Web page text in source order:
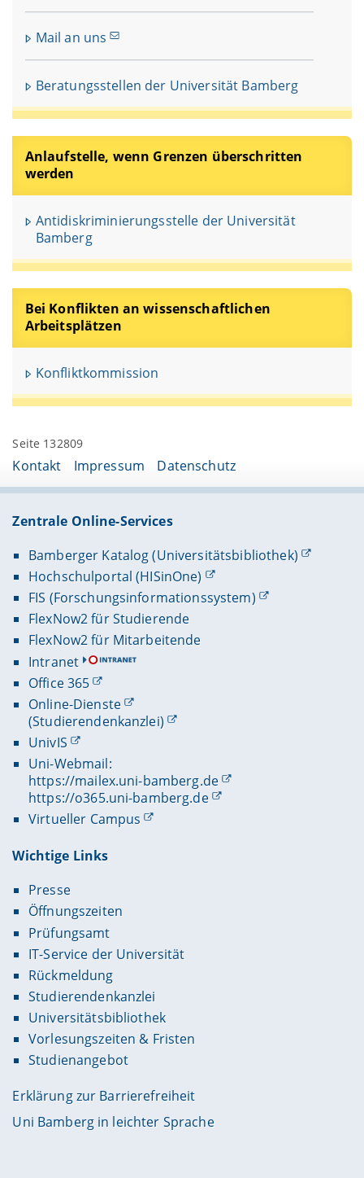
Mail an uns
Beratungsstellen der Universität Bamberg
Anlaufstelle, wenn Grenzen überschritten
werden
Antidiskriminierungsstelle der Universität
Bamberg
Bei Konflikten an wissenschaftlichen
Arbeitsplätzen
Konfliktkommission
Seite 132809
Kontakt Impressum Datenschutz
Zentrale Online-Services
Bamberger Katalog (Universitätsbibliothek)
Hochschulportal (HISinOne)
FIS (Forschungsinformationssystem)
FlexNow2 für Studierende
FlexNow2 für Mitarbeitende
Intranet
Office 365
Online-Dienste
(Studierendenkanzlei)
UnivIS
Uni-Webmail:
https://mailex.uni-bamberg.de
https://o365.uni-bamberg.de
Virtueller Campus
Wichtige Links
Presse
Öffnungszeiten
Prüfungsamt
IT-Service der Universität
Rückmeldung
Studierendenkanzlei
Universitätsbibliothek
Vorlesungszeiten & Fristen
Studienangebot
Erklärung zur Barrierefreiheit
Uni Bamberg in leichter Sprache